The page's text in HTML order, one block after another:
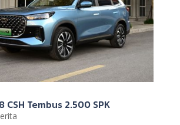
CSH Tembus 2.500 SPK